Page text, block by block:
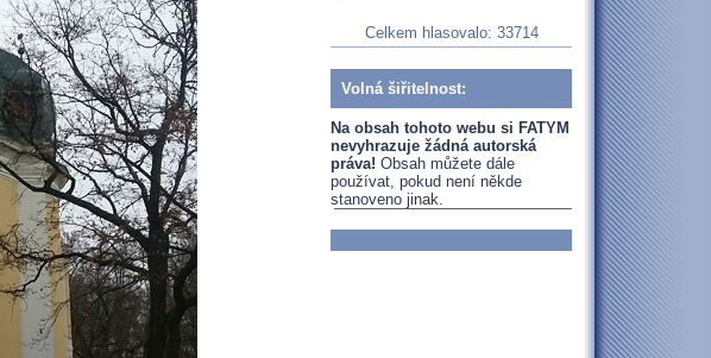
Celkem hlasovalo: 33714
Volná šiřitelnost:
Na obsah tohoto webu si FATYM
nevyhrazuje žádná autorská
práva! Obsah můžete dále
používat, pokud není někde
stanoveno jinak.